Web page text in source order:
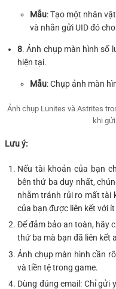
Mẫu: Tạo một nhân
và nhắn gửi UID đó
8. Ảnh chụp màn hình số
hiện tại.
Mẫu: Chụp ảnh màn
Ảnh chụp Lunites và Astrites
khi
Lưu ý:
Nếu tài khoản của bạn
bên thứ ba duy nhất,
nhằm tránh rủi ro mất tài
của bạn được liên kết với
Để đảm bảo an toàn, hãy
thứ ba mà bạn đã liên kết
Ảnh chụp màn hình cần
và tiền tệ trong game.
Dùng đúng email: Chỉ gửi